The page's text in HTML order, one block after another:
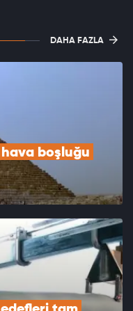
DAHA FAZLA
boşluğu